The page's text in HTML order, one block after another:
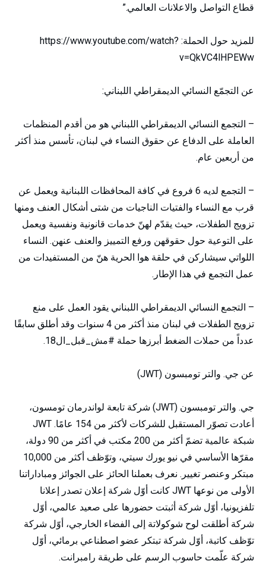
قطاع التواصل والاعلانات العالمي.”
للمزيد حول الحملة: https://www.youtube.com/watch?
v=QkVC4lHPEWw
عن التجمّع النسائي الديمقراطي اللبناني:
– التجمع النسائي الديمقراطي اللبناني هو من أقدم المنظمات
العاملة على الدفاع عن حقوق النساء في لبنان، تأسس منذ أكثر
من أربعين عام.
– التجمع لديه 6 فروع في كافة المحافظات اللبنانية ويعمل عن
قرب مع النساء والفتيات الناجيات من شتى أشكال العنف ومنها
تزويج الطفلات، حيث يقدّم لهنّ خدمات قانونية ونفسية ويعمل
على التوعية حول حقوقهن ورفع التمييز والعنف عنهن. النساء
اللواتي سيشاركن في حلقة هوا الحرية هنّ من المستفيدات من
عمل التجمع في هذا الإطار.
– التجمع النسائي الديمقراطي اللبناني يقود العمل على منع
تزويج الطفلات في لبنان منذ أكثر من 4 سنوات وقد أطلق سابقًا
عدداً من حملات الضغط أبرزها حملة #مش_قبل_ال18.
عن جي. والتر تومبسون (JWT)
جي. والتر تومبسون (JWT) شركة تابعة لواندرمان تومسون،
أعادت تصوّر المستقبل للشركات لأكثر من 154 عامًا. JWT
شبكة عالمية تضمّ أكثر من 200 مكتب في أكثر من 90 دولة،
مقرّها الأساسي في نيو يورك سيتي، وتوّظف أكثر من 10,000
مبتكر وعنصر تغيير. نعرف بعملنا الحائز على الجوائز ومباداراتنا
الأولى من نوعها JWT كانت أوّل شركة إعلان تصدر إعلانا
تلفزيونيا، أوّل شركة أثبتت حضورها على صعيد عالمي، أوّل
شركة أطلقت لوح شوكولاتة إلى الفضاء الخارجي، أوّل شركة
توّظف كاتبة، أوّل شركة تبتكر عضو اصطناعي برمائي، أوّل
شركة علّمت حاسوب الرسم على طريقة رامبرانت.